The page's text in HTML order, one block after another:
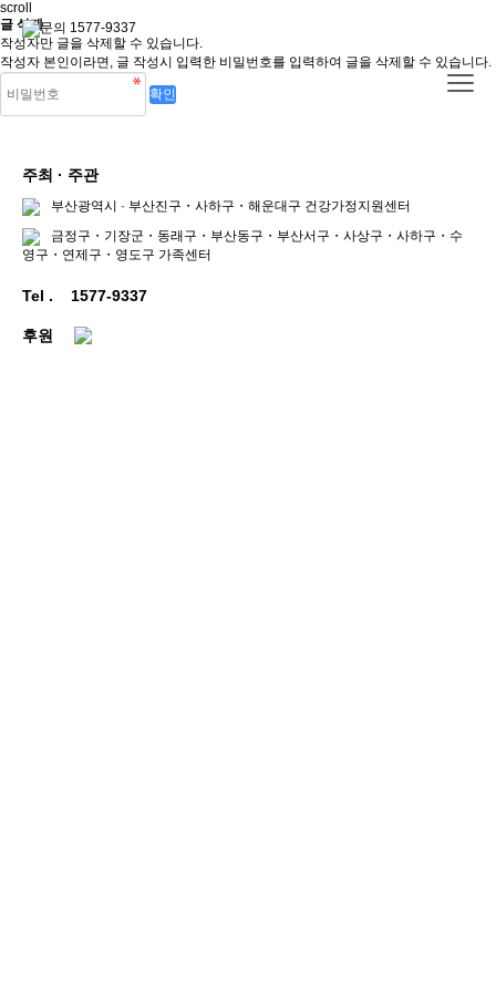
문의 1577-9337
scroll
글 삭제
작성자만 글을 삭제할 수 있습니다.
작성자 본인이라면, 글 작성시 입력한 비밀번호를 입력하여 글을 삭제할 수 있습니다.
주최 · 주관
부산광역시 · 부산진구・사하구・해운대구 건강가정지원센터
금정구・기장군・동래구・부산동구・부산서구・사상구・사하구・수
영구・연제구・영도구 가족센터
Tel . 1577-9337
후원